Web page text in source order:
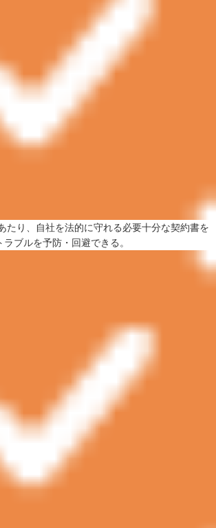
たり、自社を法的に守れる必要十分な契約書を
ブルを予防・回避できる。